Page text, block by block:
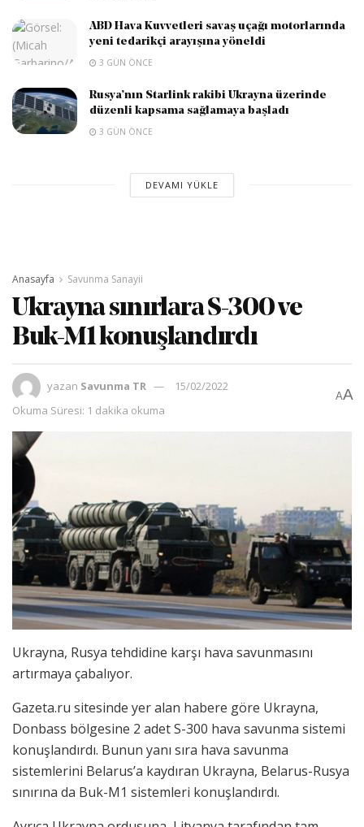
ABD Hava Kuvvetleri savaş uçağı motorlarında
yeni tedarikçi arayışına yöneldi
3 GÜN ÖNCE
Rusya’nın Starlink rakibi Ukrayna üzerinde
düzenli kapsama sağlamaya başladı
3 GÜN ÖNCE
DEVAMI YÜKLE
Anasayfa Savunma Sanayii
Ukrayna sınırlara S-300 ve
Buk-M1 konuşlandırdı
yazan Savunma TR
15/02/2022
Okuma Süresi: 1 dakika okuma
AA
Ukrayna, Rusya tehdidine karşı hava savunmasını
artırmaya çabalıyor.
Gazeta.ru sitesinde yer alan habere göre Ukrayna,
Donbass bölgesine 2 adet S-300 hava savunma sistemi
konuşlandırdı. Bunun yanı sıra hava savunma
sistemlerini Belarus’a kaydıran Ukrayna, Belarus-Rusya
sınırına da Buk-M1 sistemleri konuşlandırdı.